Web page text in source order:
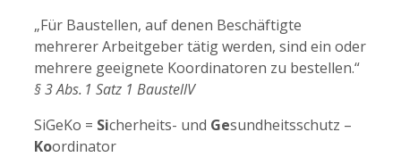
„Für Baustellen, auf denen Beschäftigte
mehrerer Arbeitgeber tätig werden, sind ein oder
mehrere geeignete Koordinatoren zu bestellen.“
§ 3 Abs. 1 Satz 1 BaustellV
SiGeKo = Sicherheits- und Gesundheitsschutz –
Koordinator